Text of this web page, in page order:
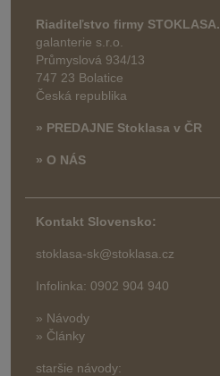
Riaditeľstvo firmy STOKLASA.
galanterie s.r.o.
Průmyslová 934/13
747 23 Bolatice
Česká republika
» PREDAJNE Stoklasa v ČR
» O NÁS
Kontakt Slovensko:
stoklasa-sk@stoklasa.cz
Infolinka: 0902 904 940
» Návody
» Články
staršie návody: